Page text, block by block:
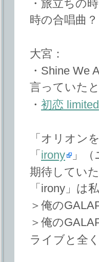
・旅立ちの
時の合唱曲？
大宮：
・Shine We
言っていたと
・ 初恋 limited
「オリオン
「 irony
」
期待してい
「irony」は
＞俺の
＞俺の
ライブと全